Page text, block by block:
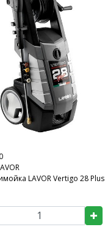
LAVOR Vertigo 28 Plus